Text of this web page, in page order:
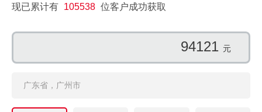
现已累计有 105538 位客户成功获取
94121 元
广东省，广州市